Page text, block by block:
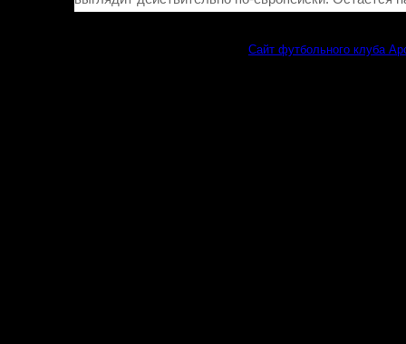
Сайт футбольного клуба